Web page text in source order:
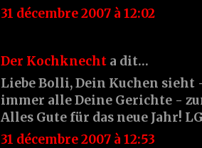
31 décembre 2007 à 12:02
Der Kochknecht a dit…
Liebe Bolli, Dein Kuchen
immer alle Deine Gerichte -
Alles Gute für das neue Jahr!
31 décembre 2007 à 12:53